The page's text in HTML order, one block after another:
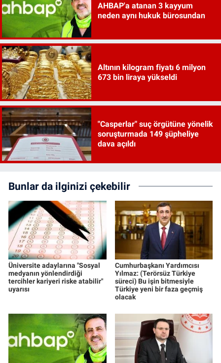
AHBAP'a atanan 3 kayyum
neden aynı hukuk bürosundan
Altının kilogram fiyatı 6 milyon
673 bin liraya yükseldi
"Casperlar" suç örgütüne yönelik
soruşturmada 149 şüpheliye
dava açıldı
Bunlar da ilginizi çekebilir
Üniversite adaylarına "Sosyal
medyanın yönlendirdiği
tercihler kariyeri riske atabilir"
uyarısı
Cumhurbaşkanı Yardımcısı
Yılmaz: (Terörsüz Türkiye
süreci) Bu işin bitmesiyle
Türkiye yeni bir faza geçmiş
olacak